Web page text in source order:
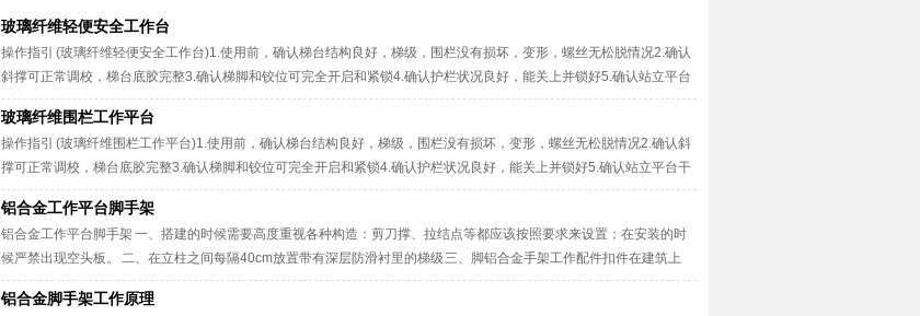
玻璃纤维轻便安全工作台
操作指引 (玻璃纤维轻便安全工作台)1.使用前，确认梯台结构良好，梯级，围栏没有损坏，变形，螺丝无松脱情况2.确认
斜撑可正常调校，梯台底胶完整3.确认梯脚和铰位可完全开启和紧锁4.确认护栏状况良好，能关上并锁好5.确认站立平台
干净，无杂物，踢脚板稳固，也有妥善放好安全护网6.确认工作平台位置良好，并···
玻璃纤维围栏工作平台
操作指引 (玻璃纤维围栏工作平台)1.使用前，确认梯台结构良好，梯级，围栏没有损坏，变形，螺丝无松脱情况2.确认斜
撑可正常调校，梯台底胶完整3.确认梯脚和铰位可完全开启和紧锁4.确认护栏状况良好，能关上并锁好5.确认站立平台干
净，无杂物，踢脚板稳固，也有妥善放好安全护网6.确认工作平台位置良好，并使···
铝合金工作平台脚手架
铝合金工作平台脚手架 一、搭建的时候需要高度重视各种构造：剪刀撑、拉结点等都应该按照要求来设置；在安装的时
候严禁出现空头板。 二、在立柱之间每隔40cm放置带有深层防滑衬里的梯级 三、脚铝合金手架工作配件扣件在建筑上
所起到的作用是无法铝合金言名的，同时在安装上也是有一定的要求，具体···
铝合金脚手架工作原理